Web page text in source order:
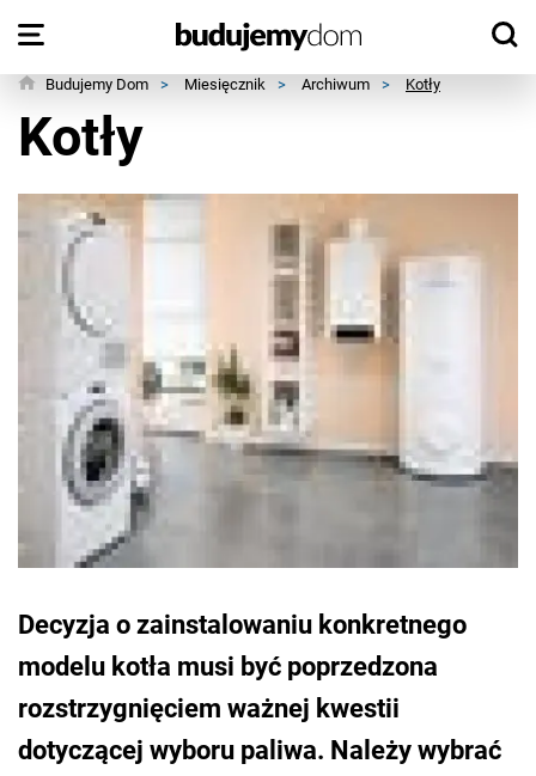
Budujemy Dom > Miesięcznik > Archiwum > Kotły
Kotły
Decyzja o zainstalowaniu konkretnego
modelu kotła musi być poprzedzona
rozstrzygnięciem ważnej kwestii
dotyczącej wyboru paliwa. Należy wybrać